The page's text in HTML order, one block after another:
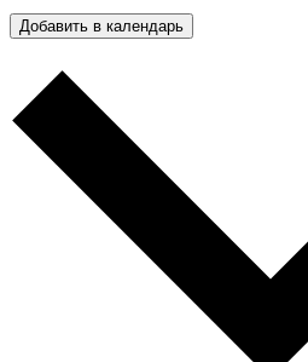
Добавить в календарь